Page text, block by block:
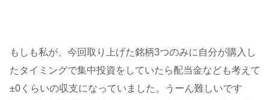
もしも私が、今回取り上げた銘柄3つのみに自分が購入し
たタイミングで集中投資をしていたら配当金なども考えて
±0くらいの収支になっていました。うーん難しいです